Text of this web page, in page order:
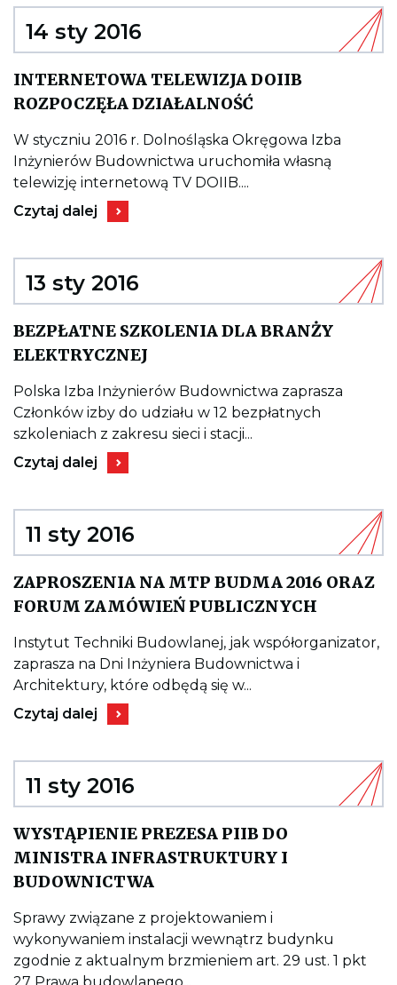
WRĘCZENIE
UPRAWNIEŃ
BUDOWLANYCH
14 sty 2016
INTERNETOWA TELEWIZJA DOIIB
ROZPOCZĘŁA DZIAŁALNOŚĆ
INTERNETOWA
TELEWIZJA
DOIIB
W styczniu 2016 r. Dolnośląska Okręgowa Izba
Inżynierów Budownictwa uruchomiła własną
telewizję internetową TV DOIIB....
Kieruje
do
TELEWIZJA
DOIIB
ROZPOCZĘŁA
DZIAŁALNOŚĆ
Czytaj dalej
13 sty 2016
BEZPŁATNE SZKOLENIA DLA BRANŻY
ELEKTRYCZNEJ
BEZPŁATNE
SZKOLENIA
DLA
BRANŻY
ELEKTRYCZNEJ
Polska Izba Inżynierów Budownictwa zaprasza
Członków izby do udziału w 12 bezpłatnych
szkoleniach z zakresu sieci i stacji...
Kieruje
do
SZKOLENIA
DLA
BRANŻY
ELEKTRYCZNEJ
Czytaj dalej
11 sty 2016
ZAPROSZENIA NA MTP BUDMA 2016 ORAZ
FORUM ZAMÓWIEŃ PUBLICZNYCH
Instytut Techniki Budowlanej, jak współorganizator,
zaprasza na Dni Inżyniera Budownictwa i
Architektury, które odbędą się w...
Kieruje
do
NA
MTP
BUDMA
2016
FORUM
ZAMÓWIEŃ
PUBLICZNYCH
Czytaj dalej
11 sty 2016
WYSTĄPIENIE PREZESA PIIB DO
MINISTRA INFRASTRUKTURY I
BUDOWNICTWAdo
WYSTĄPIENIE
PREZESA
PIIB
DO
MINISTRA
Sprawy związane z projektowaniem i
wykonywaniem instalacji wewnątrz budynku
zgodnie z aktualnym brzmieniem art. 29 ust. 1 pkt